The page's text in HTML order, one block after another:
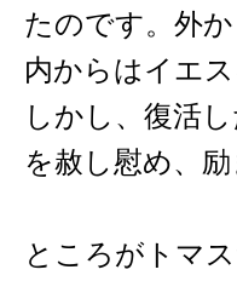
たのです。外
内からはイエ
しかし、復活
を赦し慰め、
ところがトマ